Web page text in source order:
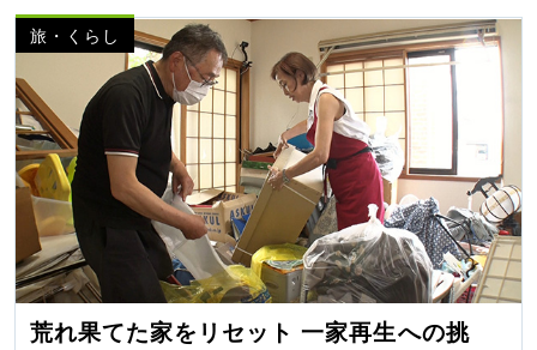
旅・くらし
荒れ果てた家をリセット 一家再生への挑